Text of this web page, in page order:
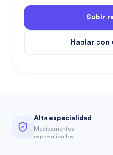
Subir
Hablar con
Alta especialidad
Medicamentos
especializados